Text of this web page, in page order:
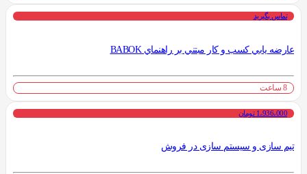
تماس بگیرید
عارضه يابي کسب و کار مبتني بر راهنماي BABOK
8 ساعت
1،936،000 تومان
تیم سازی و سیستم سازی در فروش